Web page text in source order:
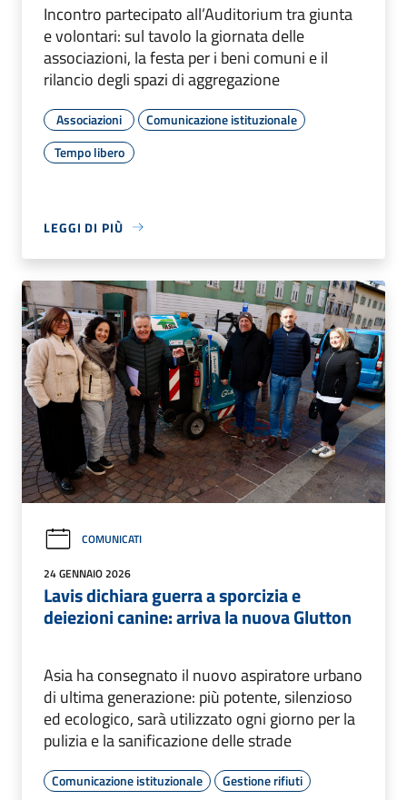
Incontro partecipato all’Auditorium tra giunta
e volontari: sul tavolo la giornata delle
associazioni, la festa per i beni comuni e il
rilancio degli spazi di aggregazione
Associazioni
Comunicazione istituzionale
Tempo libero
LEGGI DI PIÙ
COMUNICATI
24 GENNAIO 2026
Lavis dichiara guerra a sporcizia e
deiezioni canine: arriva la nuova Glutton
Asia ha consegnato il nuovo aspiratore urbano
di ultima generazione: più potente, silenzioso
ed ecologico, sarà utilizzato ogni giorno per la
pulizia e la sanificazione delle strade
Comunicazione istituzionale
Gestione rifiuti